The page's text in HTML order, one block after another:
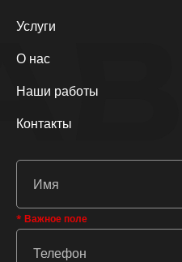
Услуги
О нас
Наши работы
Контакты
* Важное поле